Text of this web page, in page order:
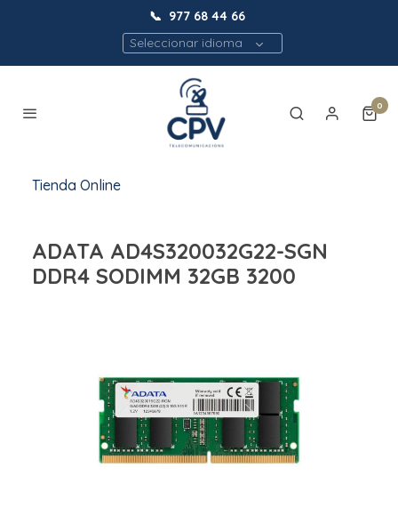
📞 977 68 44 66
Seleccionar idioma
0
Tienda Online
ADATA AD4S320032G22-SGN
DDR4 SODIMM 32GB 3200